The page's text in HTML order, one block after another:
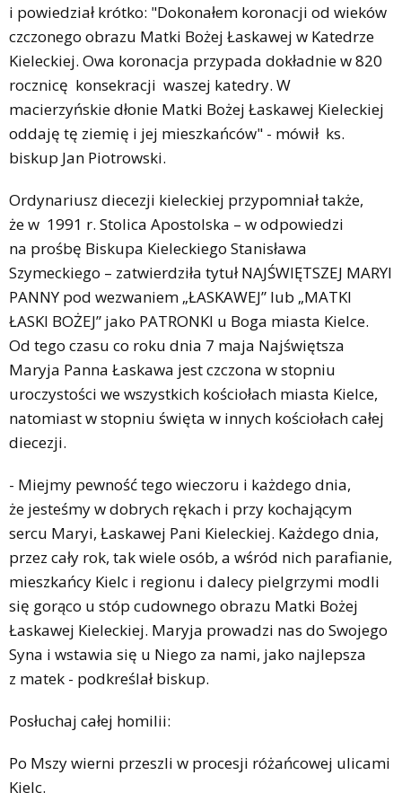
i powiedział krótko: "Dokonałem koronacji od wieków
czczonego obrazu Matki Bożej Łaskawej w Katedrze
Kieleckiej. Owa koronacja przypada dokładnie w 820
rocznicę konsekracji waszej katedry. W
macierzyńskie dłonie Matki Bożej Łaskawej Kieleckiej
oddaję tę ziemię i jej mieszkańców" - mówił ks.
biskup Jan Piotrowski.
Ordynariusz diecezji kieleckiej przypomniał także,
że w 1991 r. Stolica Apostolska – w odpowiedzi
na prośbę Biskupa Kieleckiego Stanisława
Szymeckiego – zatwierdziła tytuł NAJŚWIĘTSZEJ MARYI
PANNY pod wezwaniem „ŁASKAWEJ” lub „MATKI
ŁASKI BOŻEJ” jako PATRONKI u Boga miasta Kielce.
Od tego czasu co roku dnia 7 maja Najświętsza
Maryja Panna Łaskawa jest czczona w stopniu
uroczystości we wszystkich kościołach miasta Kielce,
natomiast w stopniu święta w innych kościołach całej
diecezji.
- Miejmy pewność tego wieczoru i każdego dnia,
że jesteśmy w dobrych rękach i przy kochającym
sercu Maryi, Łaskawej Pani Kieleckiej. Każdego dnia,
przez cały rok, tak wiele osób, a wśród nich parafianie,
mieszkańcy Kielc i regionu i dalecy pielgrzymi modli
się gorąco u stóp cudownego obrazu Matki Bożej
Łaskawej Kieleckiej. Maryja prowadzi nas do Swojego
Syna i wstawia się u Niego za nami, jako najlepsza
z matek - podkreślał biskup.
Posłuchaj całej homilii:
Po Mszy wierni przeszli w procesji różańcowej ulicami
Kielc.